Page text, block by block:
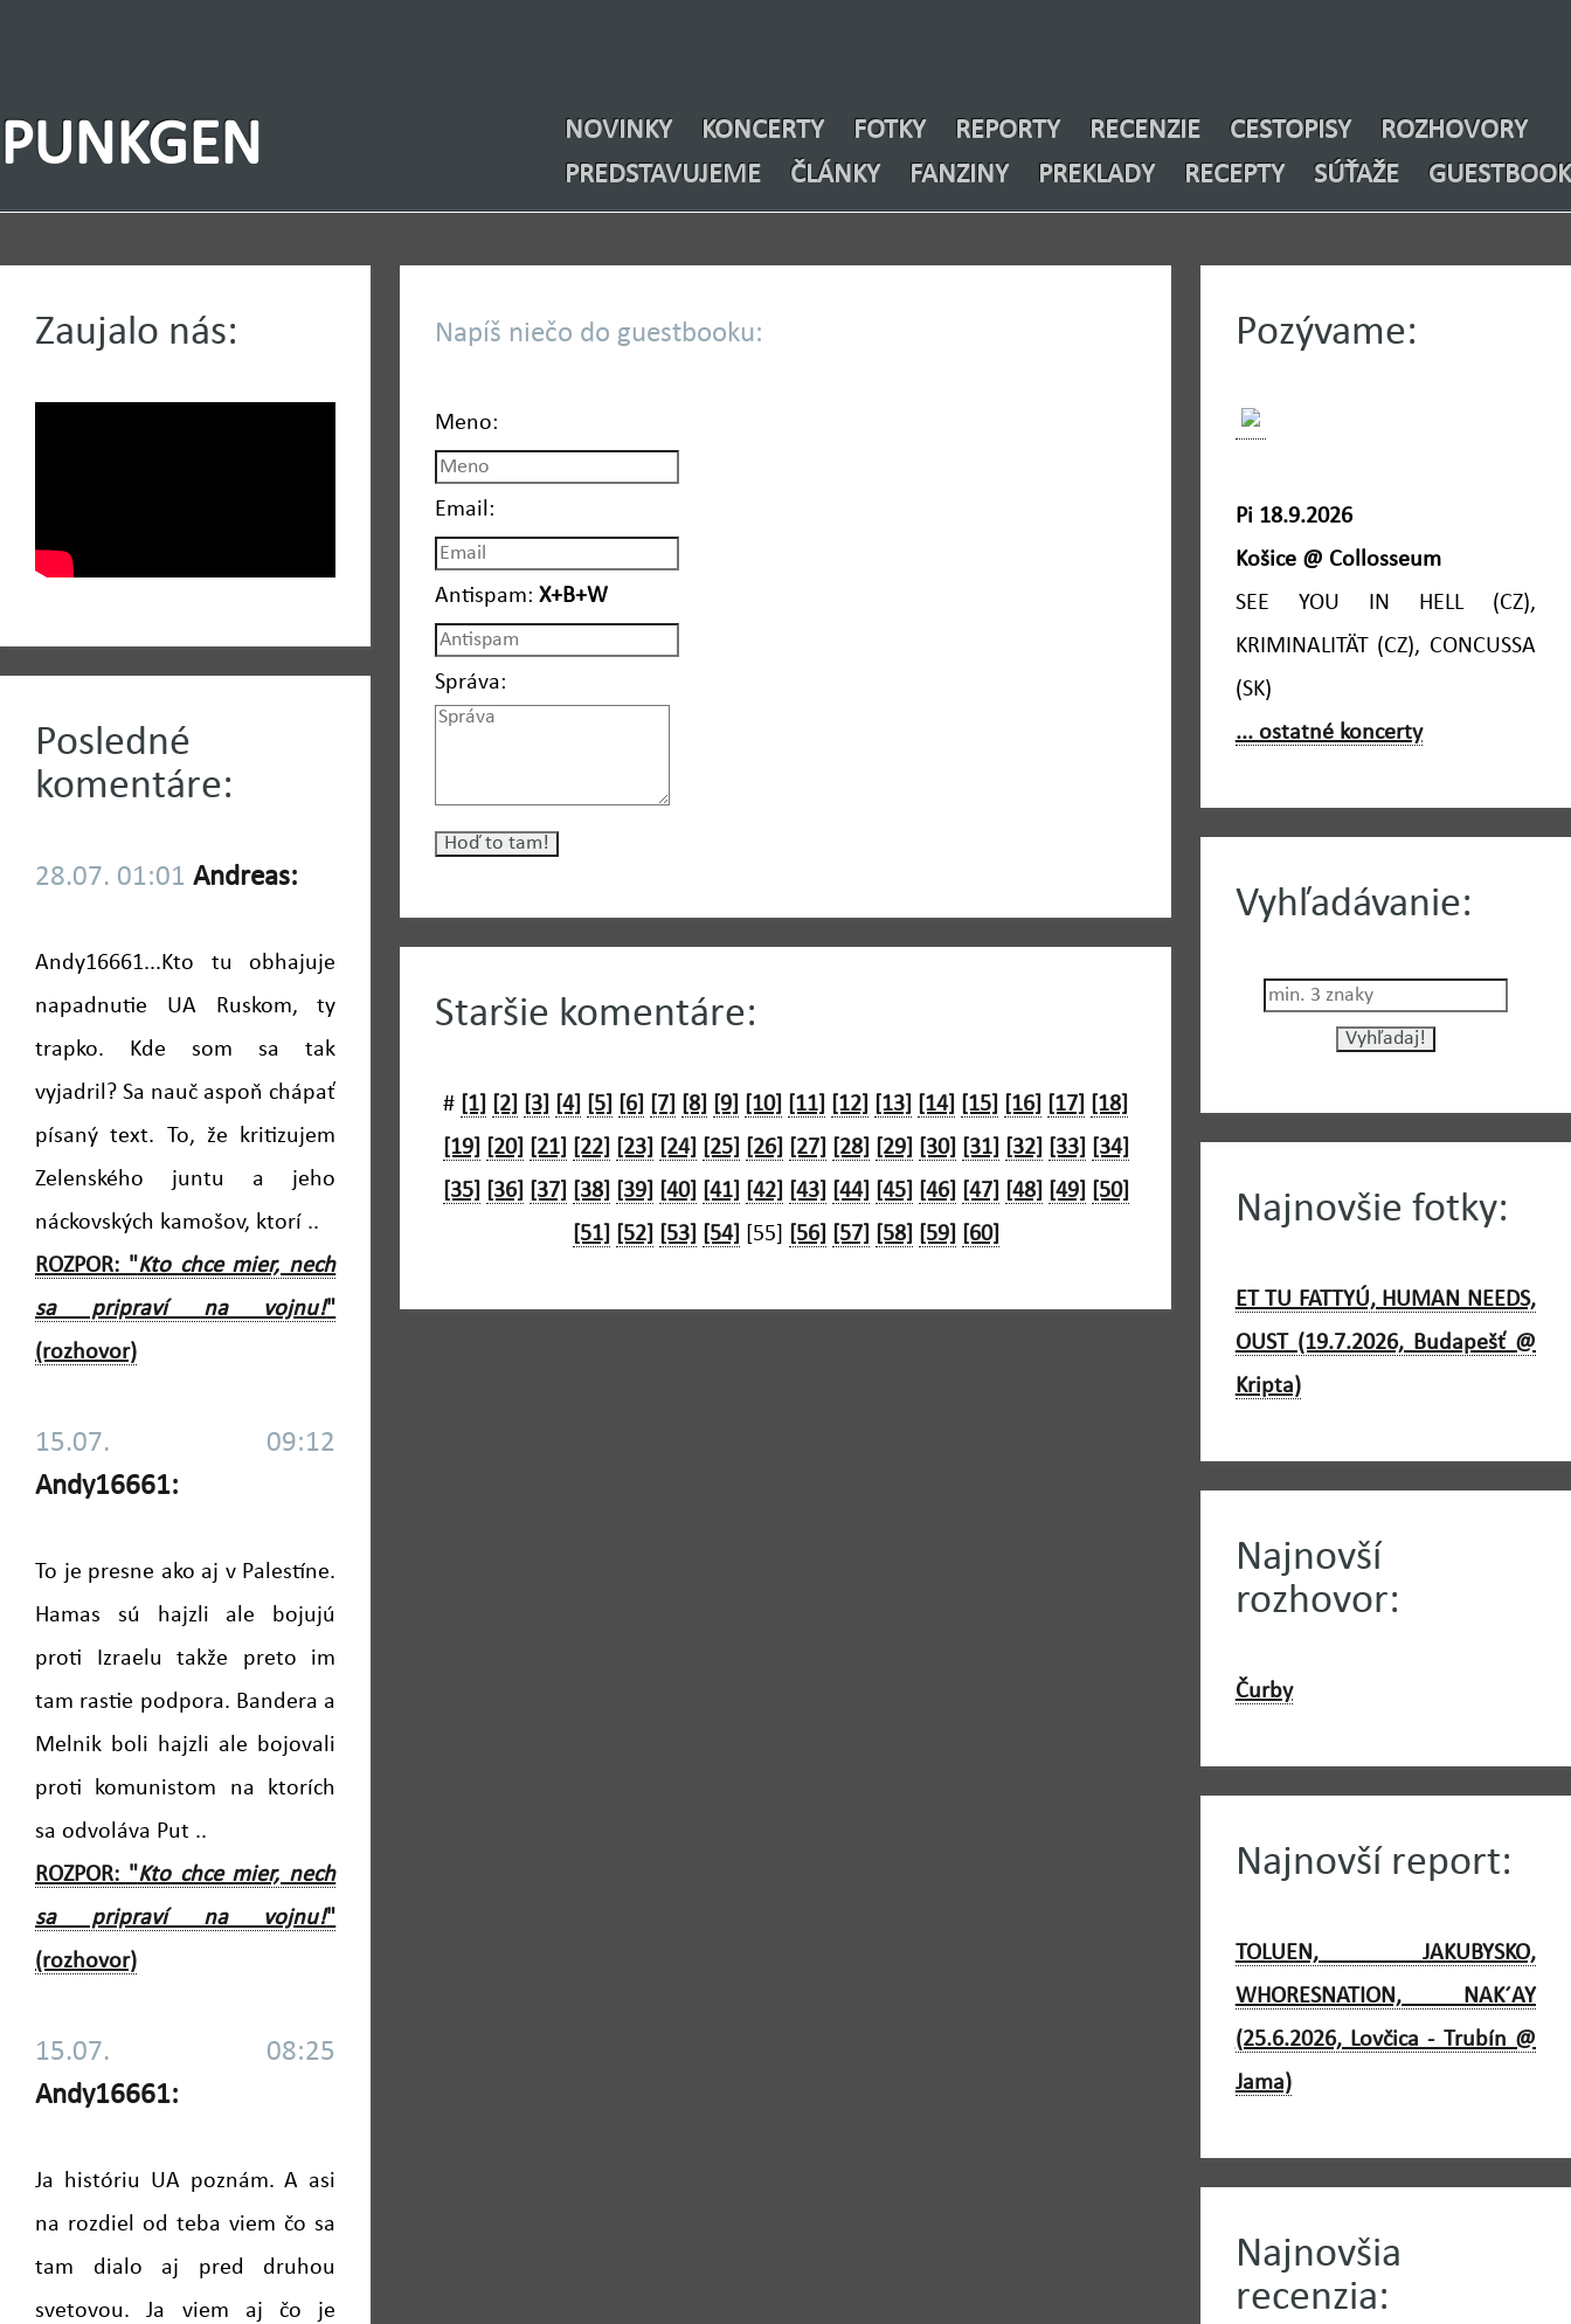
PUNKGEN NOVINKY KONCERTY FOTKY REPORTY RECENZIE CESTOPISY
ROZHOVORY
PREDSTAVUJEME
ČLÁNKY FANZINY PREKLADY RECEPTY SÚŤAŽE GUESTBOOK
Zaujalo nás:
Posledné
komentáre:
28.07. 01:01 Andreas:
Andy16661...Kto tu obhajuje
napadnutie UA Ruskom, ty
trapko. Kde som sa tak
vyjadril? Sa nauč aspoň chápať
písaný text. To, že kritizujem
Zelenského juntu a jeho
náckovských kamošov, ktorí ..
ROZPOR: "Kto chce mier, nech
sa pripraví na vojnu!"
(rozhovor)
15.07. 09:12
Andy16661:
To je presne ako aj v Palestíne.
Hamas sú hajzli ale bojujú
proti Izraelu takže preto im
tam rastie podpora. Bandera a
Melnik boli hajzli ale bojovali
proti komunistom na ktorích
sa odvoláva Put ..
ROZPOR: "Kto chce mier, nech
sa pripraví na vojnu!"
(rozhovor)
15.07. 08:25
Andy16661:
Ja históriu UA poznám. A asi
na rozdiel od teba viem čo sa
tam dialo aj pred druhou
svetovou. Ja viem aj čo je
Napíš niečo do guestbooku:
Meno:
Email:
Antispam: X+B+W
Správa:
Staršie komentáre:
# [1] [2] [3] [4] [5] [6] [7] [8] [9] [10] [11] [12] [13] [14] [15] [16] [17]
[18]
[19]
[20] [21] [22] [23] [24] [25] [26] [27] [28] [29] [30] [31] [32] [33]
[34]
[35]
[36] [37] [38] [39] [40] [41] [42] [43] [44] [45] [46] [47] [48] [49]
[50]
[51]
[52] [53] [54] [55] [56] [57] [58] [59] [60]
Pozývame:
Pi 18.9.2026
Košice @ Collosseum
SEE YOU IN HELL (CZ),
KRIMINALITÄT (CZ), CONCUSSA
(SK)
... ostatné koncerty
Vyhľadávanie:
Najnovšie fotky:
ET TU FATTYÚ, HUMAN NEEDS,
OUST (19.7.2026, Budapešť @
Kripta)
Najnovší
rozhovor:
Čurby
Najnovší report:
TOLUEN, JAKUBYSKO,
WHORESNATION, NAK´AY
(25.6.2026, Lovčica - Trubín @
Jama)
Najnovšia
recenzia: